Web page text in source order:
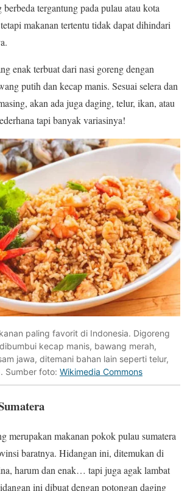
tergantung pada pulau atau kota
makanan tertentu tidak dapat dihindari
enak terbuat dari nasi goreng dengan
putih dan kecap manis. Sesuai selera dan
akan ada juga daging, telur, ikan, atau
tapi banyak variasinya!
paling favorit di Indonesia. Digoreng
kecap manis, bawang merah,
jawa, ditemani bahan lain seperti telur,
Sumber foto: Wikimedia Commons
merupakan makanan pokok pulau sumatera
baratnya. Hidangan ini, ditemukan di
harum dan enak… tapi juga agak lambat
ini dibuat dengan potongan daging